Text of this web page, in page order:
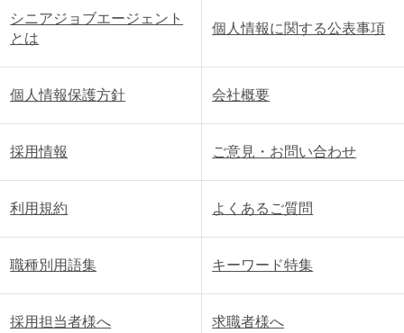
シニアジョブエージェント
とは
個人情報に関する公表事項
個人情報保護方針 会社概要
採用情報 ご意見・お問い合わせ
利用規約 よくあるご質問
職種別用語集 キーワード特集
採用担当者様へ 求職者様へ